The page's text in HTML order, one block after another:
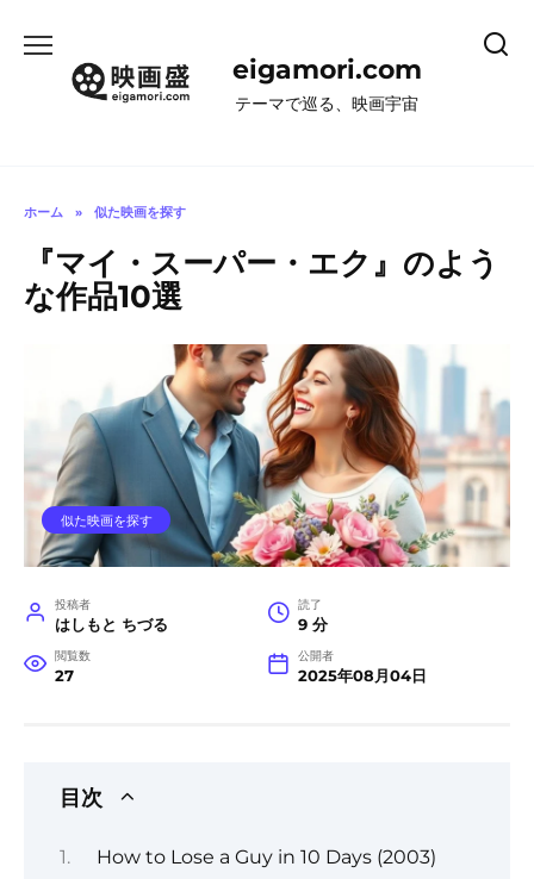
eigamori.com
テーマで巡る、映画宇宙
ホーム » 似た映画を探す
『マイ・スーパー・エク』のよう
な作品10選
似た映画を探す
投稿者
はしもと ちづる
読了
9 分
閲覧数
27
公開者
2025年08月04日
目次
How to Lose a Guy in 10 Days (2003)